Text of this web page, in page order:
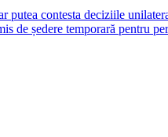
putea contesta deciziile
de ședere temporară pentru